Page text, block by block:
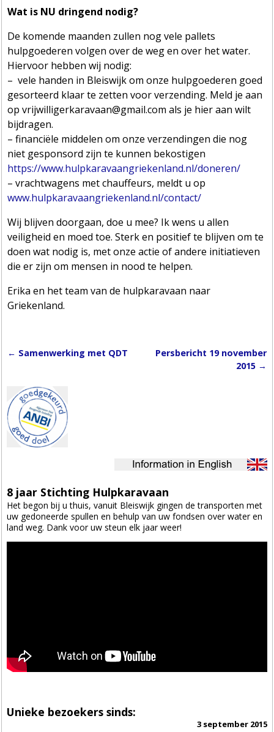
Wat is NU dringend nodig?
De komende maanden zullen nog vele pallets
hulpgoederen volgen over de weg en over het water.
Hiervoor hebben wij nodig:
– vele handen in Bleiswijk om onze hulpgoederen goed
gesorteerd klaar te zetten voor verzending. Meld je aan
op vrijwilligerkaravaan@gmail.com als je hier aan wilt
bijdragen.
– financiële middelen om onze verzendingen die nog
niet gesponsord zijn te kunnen bekostigen
https://www.hulpkaravaangriekenland.nl/doneren/
– vrachtwagens met chauffeurs, meldt u op
www.hulpkaravaangriekenland.nl/contact/
Wij blijven doorgaan, doe u mee? Ik wens u allen
veiligheid en moed toe. Sterk en positief te blijven om te
doen wat nodig is, met onze actie of andere initiatieven
die er zijn om mensen in nood te helpen.
Erika en het team van de hulpkaravaan naar
Griekenland.
← Samenwerking met QDT
Persbericht 19 november
2015 →
8 jaar Stichting Hulpkaravaan
Het begon bij u thuis, vanuit Bleiswijk gingen de transporten met
uw gedoneerde spullen en behulp van uw fondsen over water en
land weg. Dank voor uw steun elk jaar weer!
Unieke bezoekers sinds:
3 september 2015